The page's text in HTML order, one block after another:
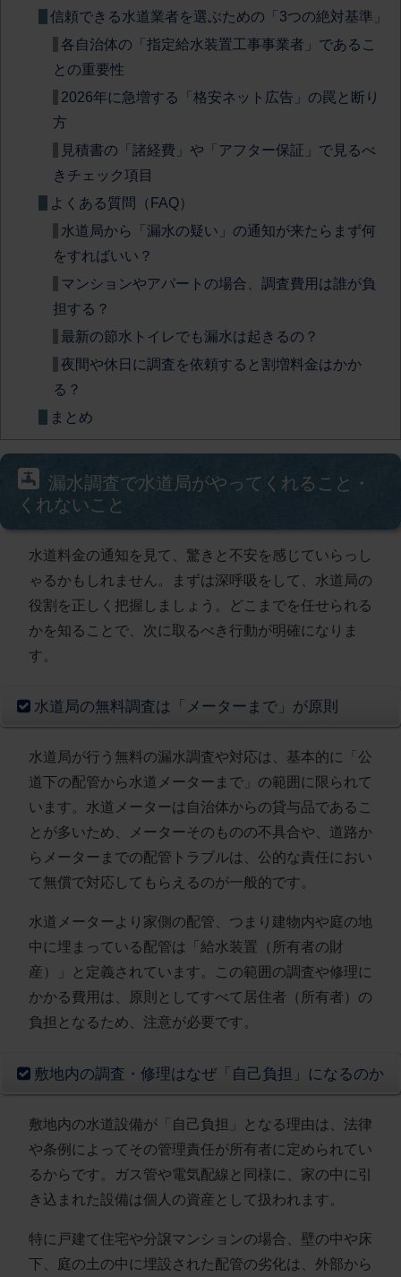
信頼できる水道業者を選ぶための「3つの絶対基準」
各自治体の「指定給水装置工事事業者」であるこ
との重要性
2026年に急増する「格安ネット広告」の罠と断り
方
見積書の「諸経費」や「アフター保証」で見るべ
きチェック項目
よくある質問（FAQ）
水道局から「漏水の疑い」の通知が来たらまず何
をすればいい？
マンションやアパートの場合、調査費用は誰が負
担する？
最新の節水トイレでも漏水は起きるの？
夜間や休日に調査を依頼すると割増料金はかか
る？
まとめ
漏水調査で水道局がやってくれること・
くれないこと
水道料金の通知を見て、驚きと不安を感じていらっし
ゃるかもしれません。まずは深呼吸をして、水道局の
役割を正しく把握しましょう。どこまでを任せられる
かを知ることで、次に取るべき行動が明確になりま
す。
水道局の無料調査は「メーターまで」が原則
水道局が行う無料の漏水調査や対応は、基本的に「公
道下の配管から水道メーターまで」の範囲に限られて
います。水道メーターは自治体からの貸与品であるこ
とが多いため、メーターそのものの不具合や、道路か
らメーターまでの配管トラブルは、公的な責任におい
て無償で対応してもらえるのが一般的です。
水道メーターより家側の配管、つまり建物内や庭の地
中に埋まっている配管は「給水装置（所有者の財
産）」と定義されています。この範囲の調査や修理に
かかる費用は、原則としてすべて居住者（所有者）の
負担となるため、注意が必要です。
敷地内の調査・修理はなぜ「自己負担」になるのか
敷地内の水道設備が「自己負担」となる理由は、法律
や条例によってその管理責任が所有者に定められてい
るからです。ガス管や電気配線と同様に、家の中に引
き込まれた設備は個人の資産として扱われます。
特に戸建て住宅や分譲マンションの場合、壁の中や床
下、庭の土の中に埋設された配管の劣化は、外部から